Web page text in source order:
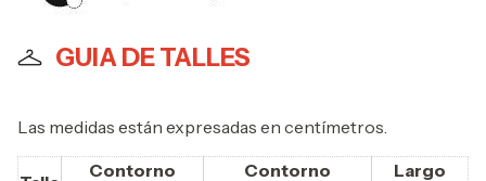
GUIA DE TALLES
Las medidas están expresadas en centímetros.
Contorno Contorno Largo